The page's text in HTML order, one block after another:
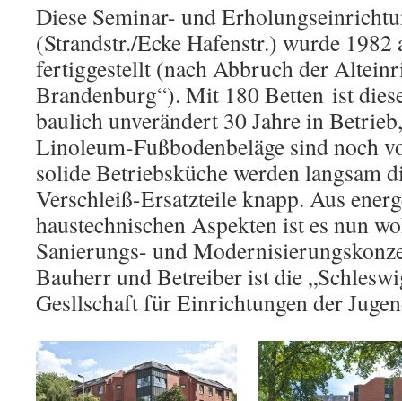
Diese Seminar- und
(Strandstr./Ecke Hafenstr.) wurde 1982
fertiggestellt (nach Abbruch der
Brandenburg“). Mit 180 Betten ist
baulich unverändert 30 Jahre in
Linoleum-Fußbodenbeläge sind noch
solide Betriebsküche werden langsam
Verschleiß-Ersatzteile knapp. Aus
haustechnischen Aspekten ist es nun
Sanierungs- und
Bauherr und Betreiber ist die
Gesllschaft für Einrichtungen der